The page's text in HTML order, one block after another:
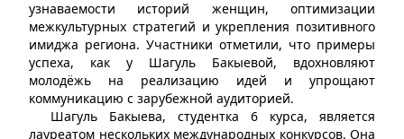
узнаваемости историй женщин, оптимизации
межкультурных стратегий и укрепления позитивного
имиджа региона. Участники отметили, что примеры
успеха, как у Шагуль Бакыевой, вдохновляют
молодёжь на реализацию идей и упрощают
коммуникацию с зарубежной аудиторией.
Шагуль Бакыева, студентка 6 курса, является
лауреатом нескольких международных конкурсов. Она